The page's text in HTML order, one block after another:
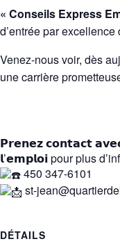
« Conseils Express
d’entrée par excellence
Venez-nous voir, dès
une carrière
𝗣𝗿𝗲𝗻𝗲𝘇 𝗰𝗼𝗻𝘁𝗮𝗰𝘁
𝗹’𝗲𝗺𝗽𝗹𝗼𝗶 pour plus
450 347-6101
st-
DÉTAILS